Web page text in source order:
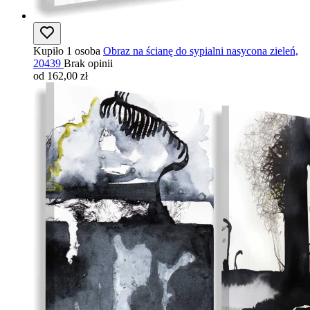
Kupiło 1 osoba Obraz na ścianę do sypialni nasycona zieleń,
20439 Brak opinii
od 162,00 zł